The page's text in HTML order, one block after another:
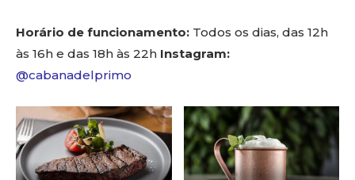
Horário de funcionamento: Todos os dias, das 12h
às 16h e das 18h às 22h Instagram:
@cabanadelprimo